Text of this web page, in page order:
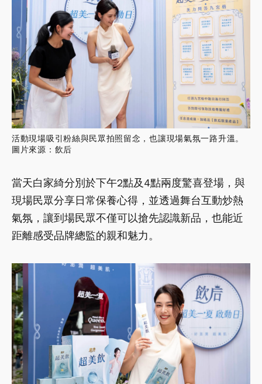
活動現場吸引粉絲與民眾拍照留念，也讓現場氣氛一路升溫。
圖片來源：飲后
當天白家綺分別於下午2點及4點兩度驚喜登場，與
現場民眾分享日常保養心得，並透過舞台互動炒熱
氣氛，讓到場民眾不僅可以搶先認識新品，也能近
距離感受品牌總監的親和魅力。